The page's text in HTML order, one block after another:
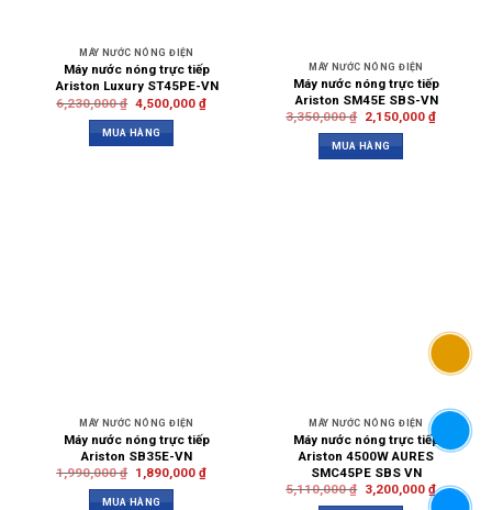
MÁY NƯỚC NÓNG ĐIỆN
Máy nước nóng trực tiếp
Ariston Luxury ST45PE-VN
6,230,000₫ 4,500,000 ₫
MUA HÀNG
MÁY NƯỚC NÓNG ĐIỆN
Máy nước nóng trực tiếp
Ariston SM45E SBS-VN
3,350,000₫ 2,150,000 ₫
MUA HÀNG
MÁY NƯỚC NÓNG ĐIỆN
Máy nước nóng trực tiếp
Ariston SB35E-VN
1,990,000₫ 1,890,000 ₫
MUA HÀNG
MÁY NƯỚC NÓNG ĐIỆN
Máy nước nóng trực tiếp
Ariston 4500W AURES
SMC45PE SBS VN
5,110,000₫ 3,200,000 ₫